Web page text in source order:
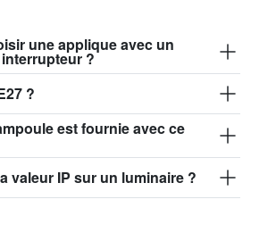
une applique avec un
?
?
est fournie avec ce
valeur IP sur un luminaire ?